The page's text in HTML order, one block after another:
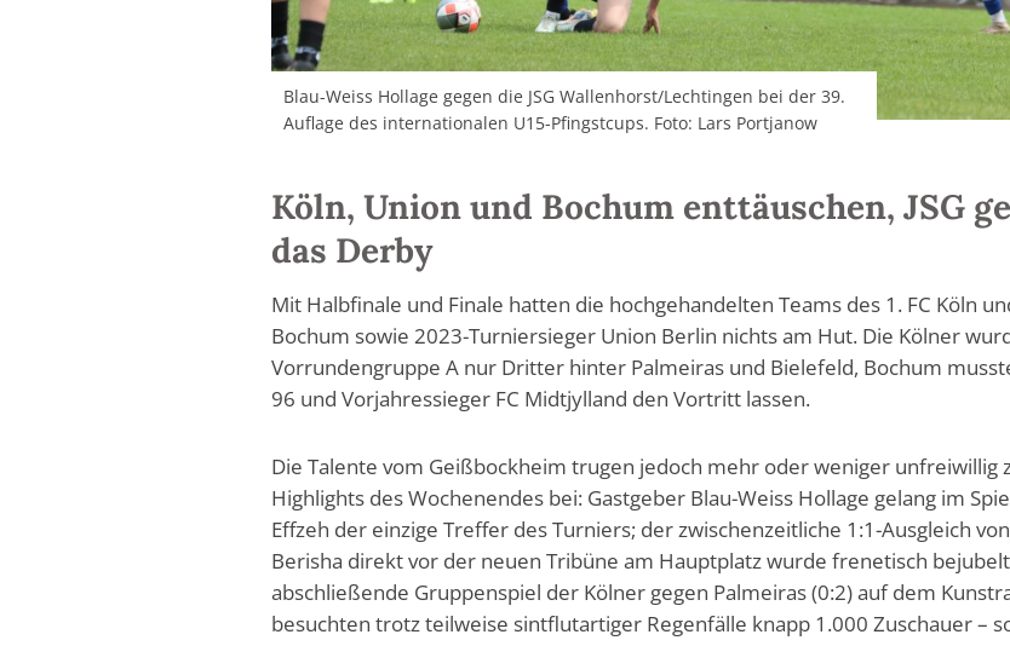
Blau-Weiss Hollage gegen die JSG Wallenhorst/Lechtingen bei der 39.
Auflage des internationalen U15-Pfingstcups. Foto: Lars Portjanow
Köln, Union und Bochum enttäuschen, JSG
das Derby
Mit Halbfinale und Finale hatten die hochgehandelten Teams des 1. FC Köln
Bochum sowie 2023-Turniersieger Union Berlin nichts am Hut. Die Kölner
Vorrundengruppe A nur Dritter hinter Palmeiras und Bielefeld, Bochum
96 und Vorjahressieger FC Midtjylland den Vortritt lassen.
Die Talente vom Geißbockheim trugen jedoch mehr oder weniger unfreiwillig
Highlights des Wochenendes bei: Gastgeber Blau-Weiss Hollage gelang im
Effzeh der einzige Treffer des Turniers; der zwischenzeitliche 1:1-Ausgleich
Berisha direkt vor der neuen Tribüne am Hauptplatz wurde frenetisch
abschließende Gruppenspiel der Kölner gegen Palmeiras (0:2) auf dem
besuchten trotz teilweise sintflutartiger Regenfälle knapp 1.000 Zuschauer –